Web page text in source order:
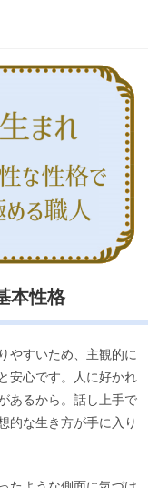
本性格
やすいため、主観的に
安心です。人に好かれ
あるから。話し上手で
的な生き方が手に入り